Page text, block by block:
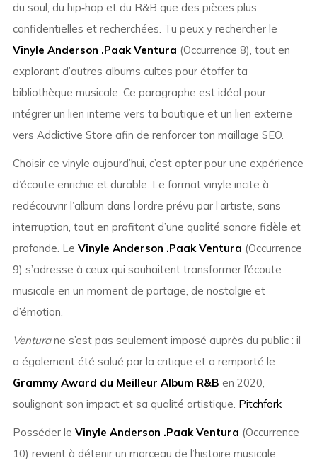
du soul, du hip‑hop et du R&B que des pièces plus
confidentielles et recherchées. Tu peux y rechercher le
Vinyle Anderson .Paak Ventura (Occurrence 8), tout en
explorant d’autres albums cultes pour étoffer ta
bibliothèque musicale. Ce paragraphe est idéal pour
intégrer un lien interne vers ta boutique et un lien externe
vers Addictive Store afin de renforcer ton maillage SEO.
Choisir ce vinyle aujourd’hui, c’est opter pour une expérience
d’écoute enrichie et durable. Le format vinyle incite à
redécouvrir l’album dans l’ordre prévu par l’artiste, sans
interruption, tout en profitant d’une qualité sonore fidèle et
profonde. Le Vinyle Anderson .Paak Ventura (Occurrence
9) s’adresse à ceux qui souhaitent transformer l’écoute
musicale en un moment de partage, de nostalgie et
d’émotion.
Venturane s’est pas seulement imposé auprès du public : il
a également été salué par la critique et a remporté le
Grammy Award du Meilleur Album R&B en 2020,
soulignant son impact et sa qualité artistique. Pitchfork
Posséder le Vinyle Anderson .Paak Ventura (Occurrence
10) revient à détenir un morceau de l’histoire musicale